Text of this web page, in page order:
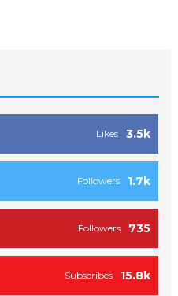
3.5k
Likes
1.7k
Followers
735
Followers
15.8k
Subscribes